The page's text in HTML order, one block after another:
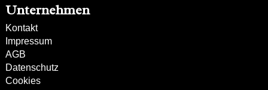
Unternehmen
Kontakt
Impressum
AGB
Datenschutz
Cookies